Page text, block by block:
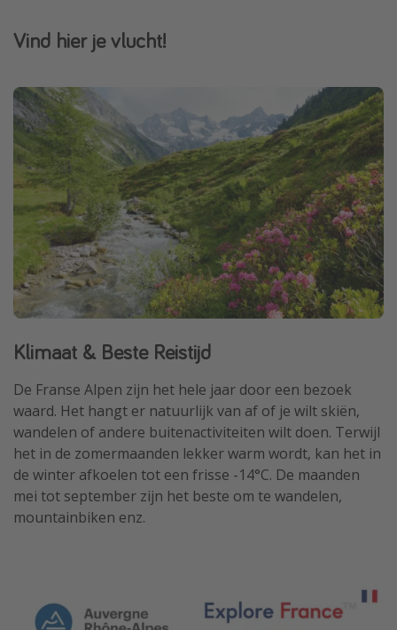
Vind hier je vlucht!
Klimaat & Beste Reistijd
De Franse Alpen zijn het hele jaar door een bezoek
waard. Het hangt er natuurlijk van af of je wilt skiën,
wandelen of andere buitenactiviteiten wilt doen. Terwijl
het in de zomermaanden lekker warm wordt, kan het in
de winter afkoelen tot een frisse -14°C. De maanden
mei tot september zijn het beste om te wandelen,
mountainbiken enz.